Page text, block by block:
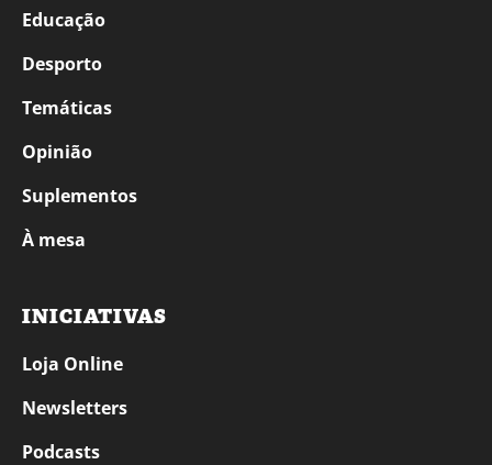
Educação
Desporto
Temáticas
Opinião
Suplementos
À mesa
INICIATIVAS
Loja Online
Newsletters
Podcasts